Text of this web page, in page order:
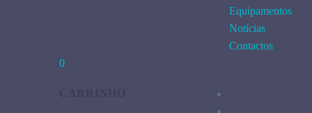
Equipamentos
Notícias
Contactos
0